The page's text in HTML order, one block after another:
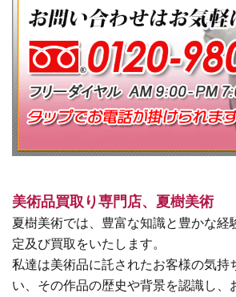
美術品買取り専門店、夏樹美術
夏樹美術では、豊富な知識と豊かな経
定及び買取をいたします。
私達は美術品に託されたお客様の気持
い、その作品の歴史や背景を認識し、